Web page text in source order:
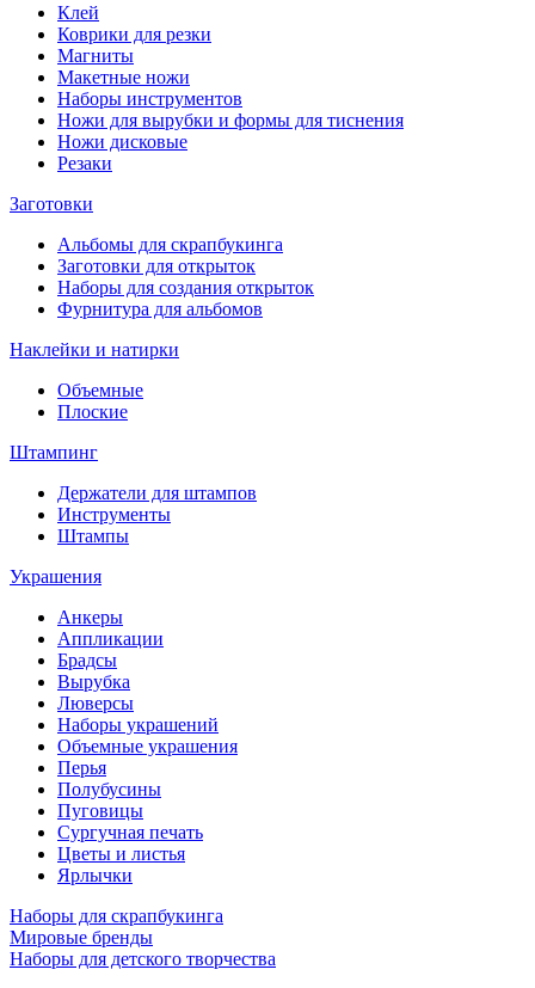
Клей
Коврики для резки
Магниты
Макетные ножи
Наборы инструментов
Ножи для вырубки и формы для тиснения
Ножи дисковые
Резаки
Заготовки
Альбомы для скрапбукинга
Заготовки для открыток
Наборы для создания открыток
Фурнитура для альбомов
Наклейки и натирки
Объемные
Плоские
Штампинг
Держатели для штампов
Инструменты
Штампы
Украшения
Анкеры
Аппликации
Брадсы
Вырубка
Люверсы
Наборы украшений
Объемные украшения
Перья
Полубусины
Пуговицы
Сургучная печать
Цветы и листья
Ярлычки
Наборы для скрапбукинга
Мировые бренды
Наборы для детского творчества